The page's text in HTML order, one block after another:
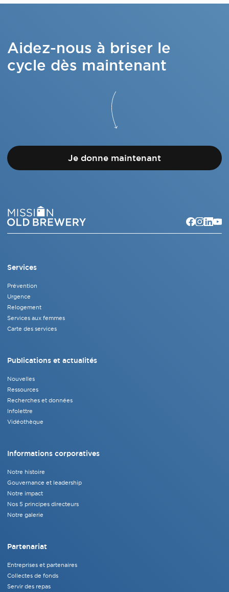
Aidez-nous à briser le
cycle dès maintenant
Je donne maintenant
Services
Prévention
Urgence
Relogement
Services aux femmes
Carte des services
Publications et actualités
Nouvelles
Ressources
Recherches et données
Infolettre
Vidéothèque
Informations corporatives
Notre histoire
Gouvernance et leadership
Notre impact
Nos 5 principes directeurs
Notre galerie
Partenariat
Entreprises et partenaires
Collectes de fonds
Servir des repas